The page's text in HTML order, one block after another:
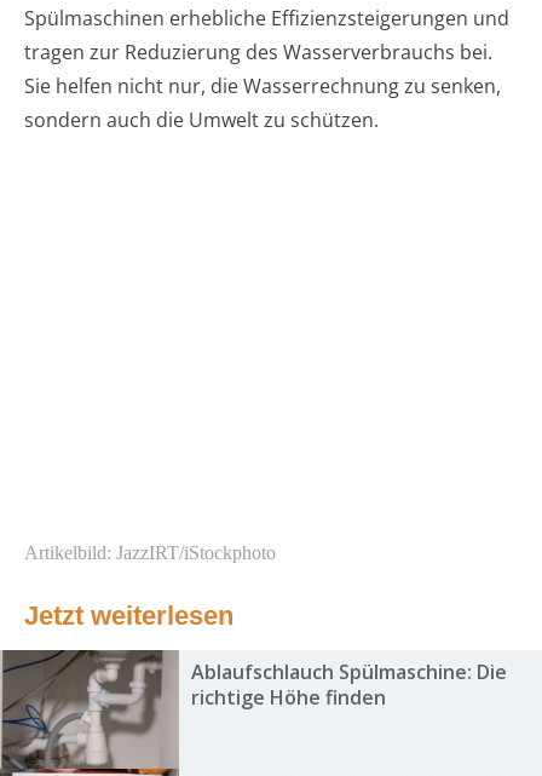
Spülmaschinen erhebliche Effizienzsteigerungen und
tragen zur Reduzierung des Wasserverbrauchs bei.
Sie helfen nicht nur, die Wasserrechnung zu senken,
sondern auch die Umwelt zu schützen.
Artikelbild: JazzIRT/iStockphoto
Jetzt weiterlesen
Ablaufschlauch Spülmaschine: Die
richtige Höhe finden